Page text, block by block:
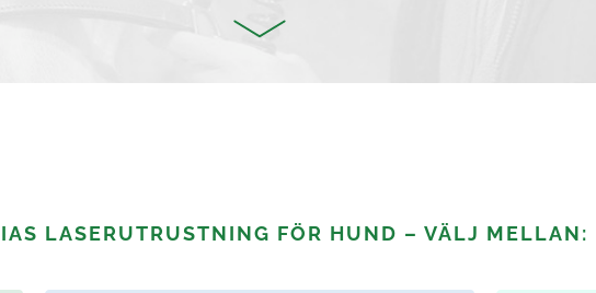
LASERUTRUSTNING FÖR HUND – VÄLJ MELLAN: